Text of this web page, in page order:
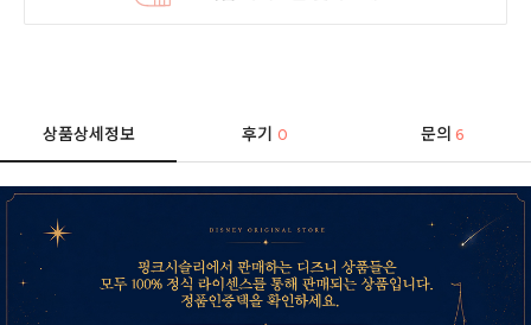
상품상세정보 후기0 문의 6